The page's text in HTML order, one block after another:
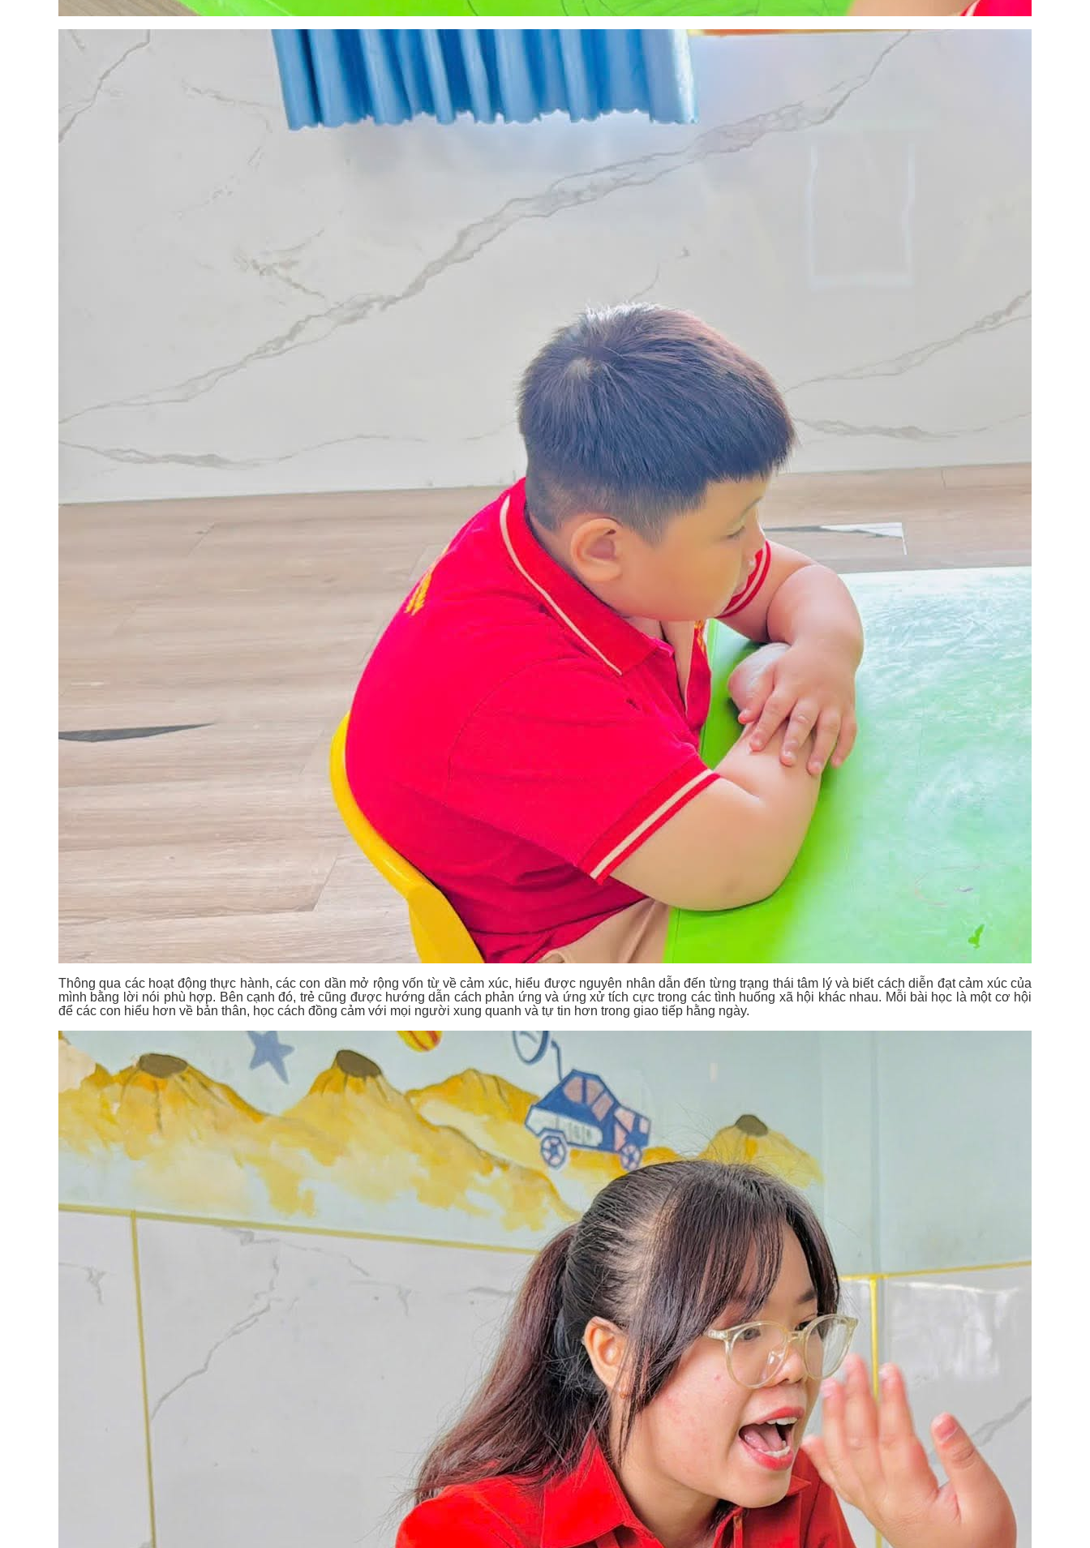
Thông qua các hoạt động thực hành, các con dần mở rộng vốn từ về cảm xúc, hiểu được nguyên nhân dẫn đến từng trạng thái tâm lý và biết cách diễn đạt cảm xúc của
mình bằng lời nói phù hợp. Bên cạnh đó, trẻ cũng được hướng dẫn cách phản ứng và ứng xử tích cực trong các tình huống xã hội khác nhau. Mỗi bài học là một cơ hội
để các con hiểu hơn về bản thân, học cách đồng cảm với mọi người xung quanh và tự tin hơn trong giao tiếp hằng ngày.